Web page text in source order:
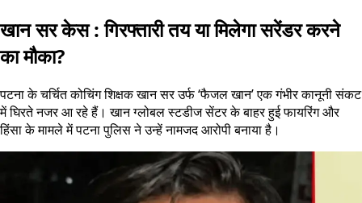
खान सर केस : गिरफ्तारी तय या मिलेगा सरेंडर करने
का मौका?
पटना के चर्चित कोचिंग शिक्षक खान सर उर्फ ‘फैजल खान’ एक गंभीर कानूनी संकट
में घिरते नजर आ रहे हैं। खान ग्लोबल स्टडीज सेंटर के बाहर हुई फायरिंग और
हिंसा के मामले में पटना पुलिस ने उन्हें नामजद आरोपी बनाया है।